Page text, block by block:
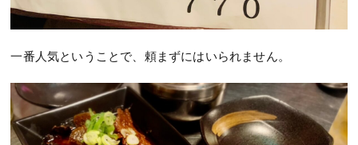
一番人気ということで、頼まずにはいられません。